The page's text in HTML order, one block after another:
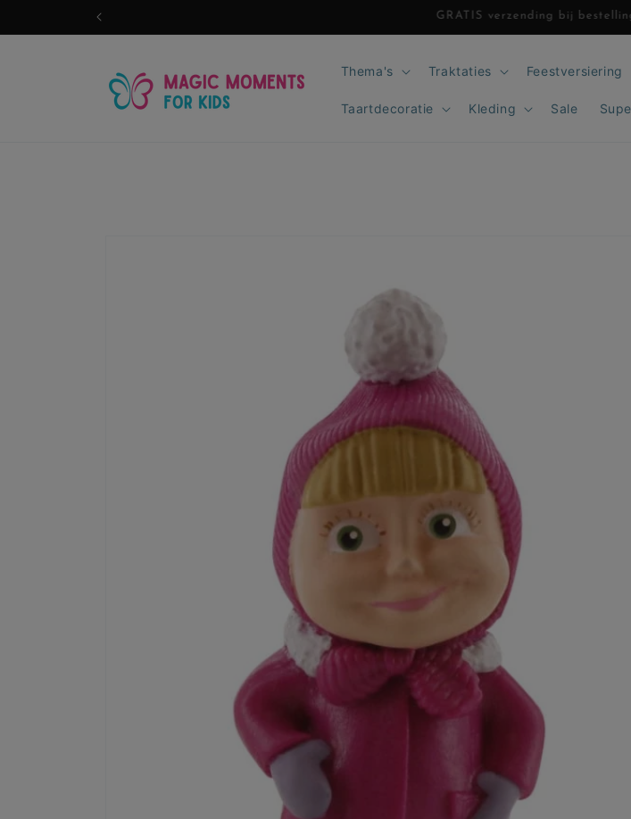
content
GRATIS verzending bij
Thema's Traktaties Feestversiering
Taartdecoratie Kleding Sale